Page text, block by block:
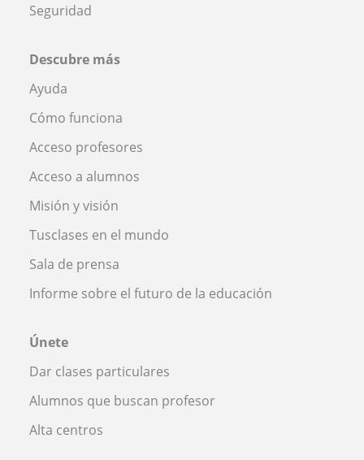
Seguridad
Descubre más
Ayuda
Cómo funciona
Acceso profesores
Acceso a alumnos
Misión y visión
Tusclases en el mundo
Sala de prensa
Informe sobre el futuro de la educación
Únete
Dar clases particulares
Alumnos que buscan profesor
Alta centros